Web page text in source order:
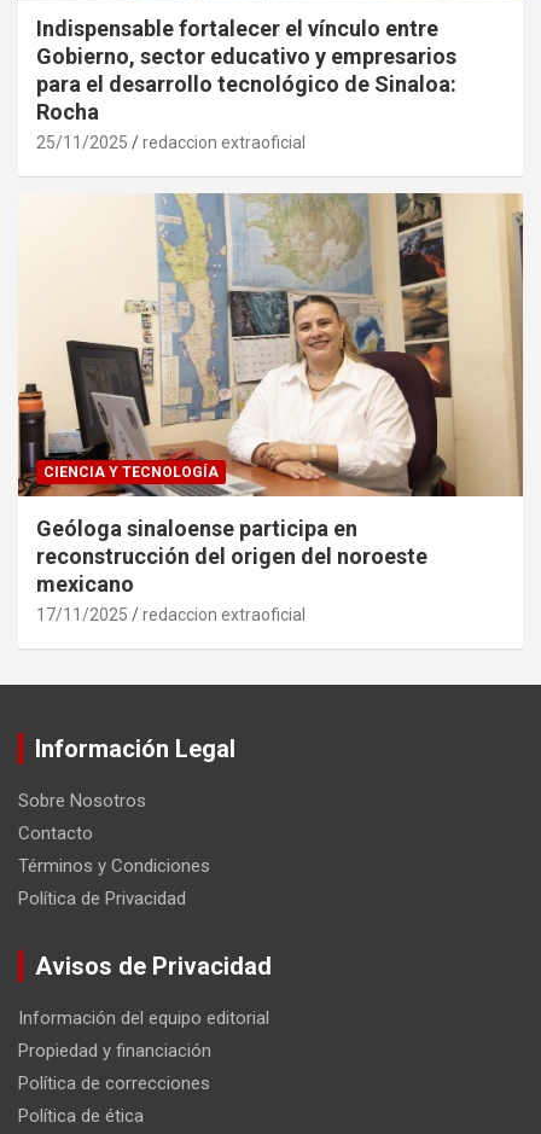
Indispensable fortalecer el vínculo entre
Gobierno, sector educativo y empresarios
para el desarrollo tecnológico de Sinaloa:
Rocha
25/11/2025 redaccion extraoficial
CIENCIA Y TECNOLOGÍA
Geóloga sinaloense participa en
reconstrucción del origen del noroeste
mexicano
17/11/2025 redaccion extraoficial
Información Legal
Sobre Nosotros
Contacto
Términos y Condiciones
Política de Privacidad
Avisos de Privacidad
Información del equipo editorial
Propiedad y financiación
Política de correcciones
Política de ética